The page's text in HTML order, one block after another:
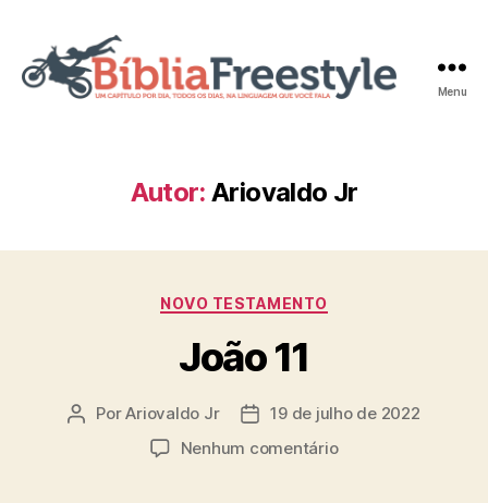
Menu
Autor: Ariovaldo Jr
Categorias
NOVO TESTAMENTO
João 11
Autor
PorAriovaldo Jr
Data19 de julho de 2022
Nenhum comentárioem